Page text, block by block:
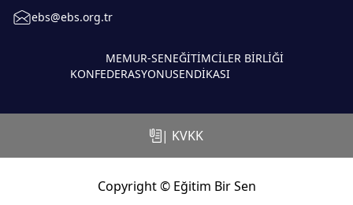
MEMUR-SEN
KONFEDERASYONU
EĞİTİMCİLER BİRLİĞİ
SENDİKASI
ebs@ebs.org.tr
Copyright © Eğitim Bir Sen
| KVKK